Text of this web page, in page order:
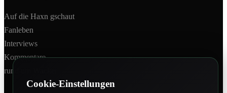
Auf die Haxn gschaut
Fanleben
Interviews
Kommentare
rund um Wacker
Cookie-Einstellungen